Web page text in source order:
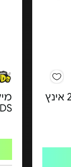
גיטרה קלאסית מעץ 23 אינץ